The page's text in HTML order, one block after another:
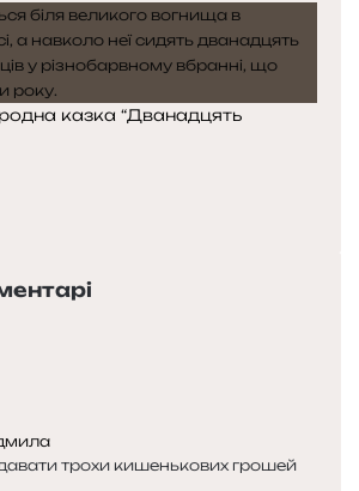
казка “Дванадцять
трохи кишенькових грошей